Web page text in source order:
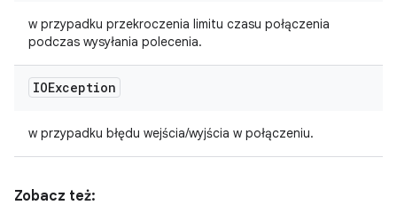
w przypadku przekroczenia limitu czasu połączenia
podczas wysyłania polecenia.
IOException
w przypadku błędu wejścia/wyjścia w połączeniu.
Zobacz też: